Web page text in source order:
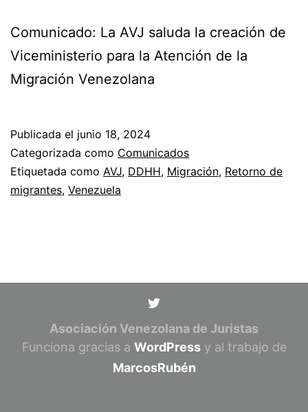
Comunicado: La AVJ saluda la creación de
Viceministerio para la Atención de la
Migración Venezolana
Publicada el junio 18, 2024
Categorizada como Comunicados
Etiquetada como AVJ, DDHH, Migración, Retorno de
migrantes, Venezuela
Asociación Venezolana de Juristas
Funciona gracias a WordPressy al trabajo de
MarcosRubén